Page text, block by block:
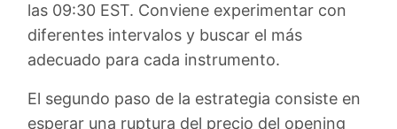
las 09:30 EST. Conviene experimentar con
diferentes intervalos y buscar el más
adecuado para cada instrumento.
El segundo paso de la estrategia consiste en
esperar una ruptura del precio del opening